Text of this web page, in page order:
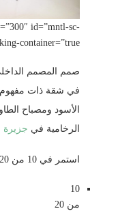
id=”mntl-sc-
container=”true”>
صمم المصمم
في شقة ذات مفهوم
الأسود ومصباح
الرخامية في جزيرة
استمر في 10 من 20 أدناه.
10
من 20